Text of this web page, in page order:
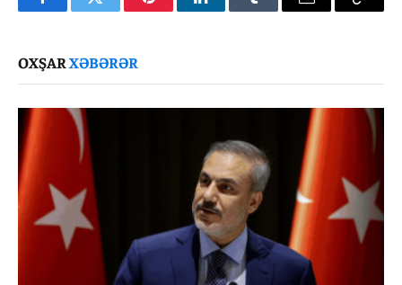
FacebookTwitter PinterestLinkedInTumblr Email
Copy
OXŞARXƏBƏRƏR